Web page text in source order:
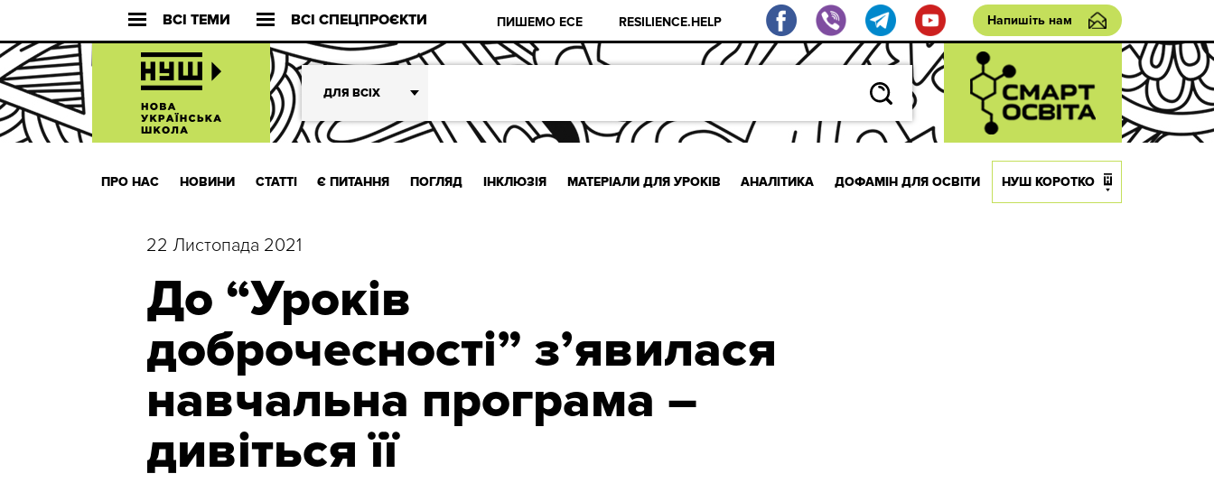
ВСІ ТЕМИ ВСІ СПЕЦПРОЄКТИ ПИШЕМО ЕСЕ RESILIENCE.HELP Напишіть нам
ДЛЯ ВСІХ
ПРО НАС НОВИНИ СТАТТІ Є ПИТАННЯ ПОГЛЯД ІНКЛЮЗІЯ МАТЕРІАЛИ ДЛЯ УРОКІВ АНАЛІТИКА ДОФАМІН ДЛЯ ОСВІТИ НУШ КОРОТКО
22 Листопада 2021
До “Уроків
доброчесності” з’явилася
навчальна програма –
дивіться її